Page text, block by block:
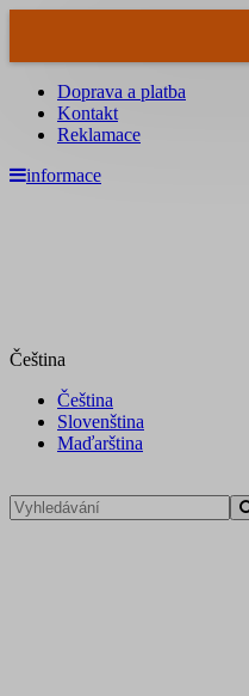
Doprava a platba
Kontakt
Reklamace
informace
Čeština
Čeština
Slovenština
Maďarština